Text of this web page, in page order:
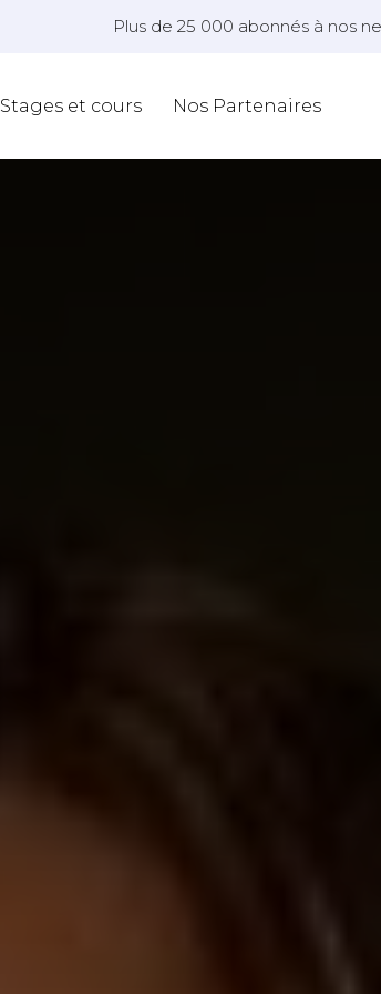
Plus de 25 000 abonnés à nos
Stages et cours Nos Partenaires